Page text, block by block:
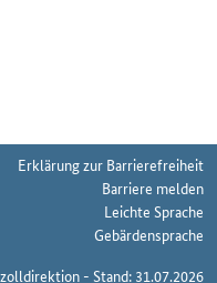
Erklärung zur Barrierefreiheit
Barriere melden
Leichte Sprache
Gebärdensprache
- Stand: 31.07.2026